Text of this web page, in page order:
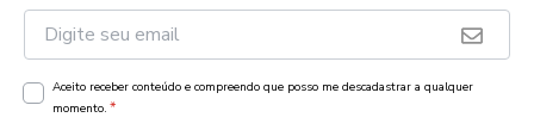
Aceito receber conteúdo e compreendo que posso me descadastrar a qualquer
momento. *